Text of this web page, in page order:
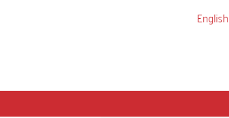
English